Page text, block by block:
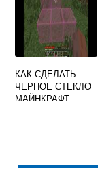
КАК СДЕЛАТЬ
ЧЕРНОЕ СТЕКЛО
МАЙНКРАФТ